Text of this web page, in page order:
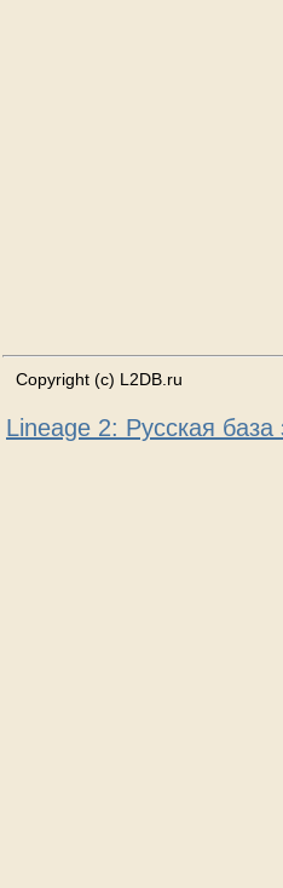
Copyright (c) L2DB.ru
Lineage 2: Русская база